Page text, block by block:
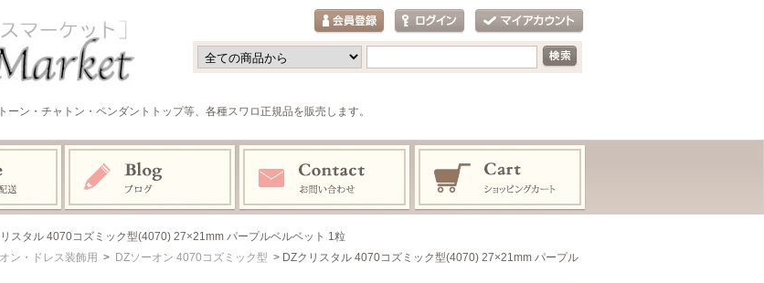
ン・チャトン・ペンダントトップ等、各種スワロ正規品を販売します。
スタル 4070コズミック型(4070) 27×21mm パープルベルベット 1粒
ン・ドレス装飾用 > DZソーオン 4070コズミック型 > DZクリスタル 4070コズミック型(4070) 27×21mm パープル